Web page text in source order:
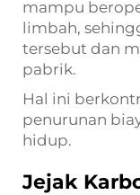
mampu
limbah,
tersebut dan
pabrik.
Hal ini
penurunan
hidup.
Jejak